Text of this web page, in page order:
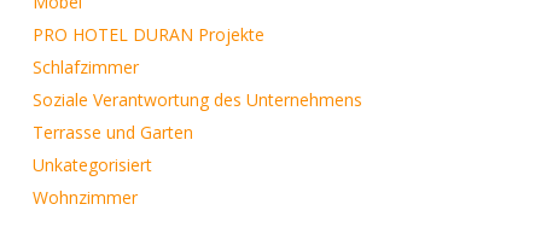
PRO HOTEL DURAN Projekte
Schlafzimmer
Soziale Verantwortung des Unternehmens
Terrasse und Garten
Unkategorisiert
Wohnzimmer